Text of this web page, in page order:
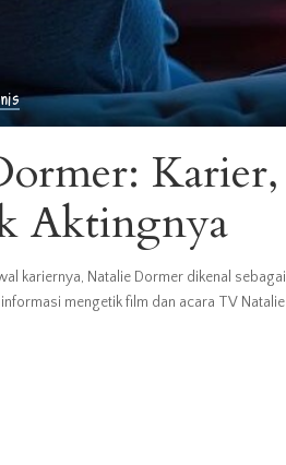
Karier,
Aktingnya
kariernya, Natalie Dormer dikenal sebagai
mengetik film dan acara TV Natalie